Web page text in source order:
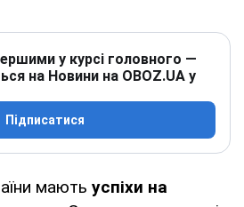
у курсі головного —
на Новини на OBOZ.UA у
Підписатися
мають успіхи на